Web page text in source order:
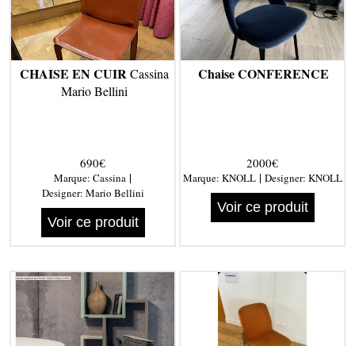
CHAISE EN CUIRCassina
Mario Bellini
690€
Marque: Cassina |
Designer: Mario Bellini
Voir ce produit
Chaise CONFERENCE
2000€
Marque: KNOLL| Designer: KNOLL
Voir ce produit